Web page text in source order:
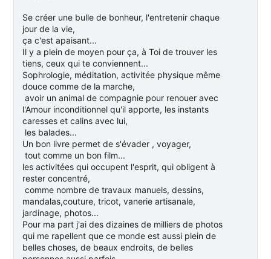
Se créer une bulle de bonheur, l'entretenir chaque
jour de la vie,
ça c'est apaisant...
Il y a plein de moyen pour ça, à Toi de trouver les
tiens, ceux qui te conviennent...
Sophrologie, méditation, activitée physique même
douce comme de la marche,
avoir un animal de compagnie pour renouer avec
l'Amour inconditionnel qu'il apporte, les instants
caresses et calins avec lui,
les balades...
Un bon livre permet de s'évader , voyager,
tout comme un bon film...
les activitées qui occupent l'esprit, qui obligent à
rester concentré,
comme nombre de travaux manuels, dessins,
mandalas,couture, tricot, vanerie artisanale,
jardinage, photos...
Pour ma part j'ai des dizaines de milliers de photos
qui me rapellent que ce monde est aussi plein de
belles choses, de beaux endroits, de belles